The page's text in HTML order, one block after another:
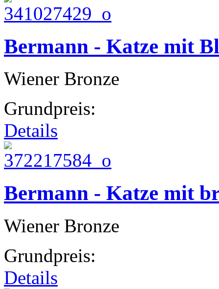
Bermann - Katze mit
Wiener Bronze
Grundpreis:
Details
Bermann - Katze mit
Wiener Bronze
Grundpreis:
Details